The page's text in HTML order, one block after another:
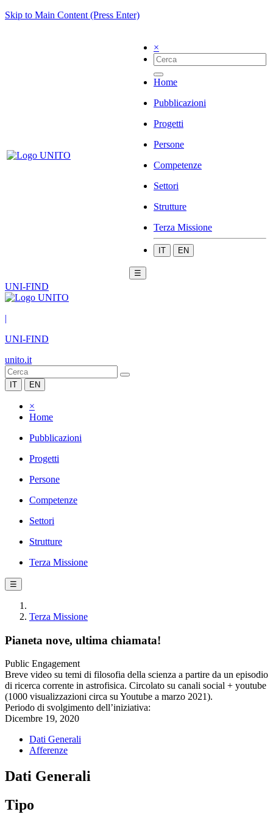
Skip to Main Content (Press Enter)
×
Home
Pubblicazioni
Progetti
Persone
Competenze
Settori
Strutture
Terza Missione
IT EN
☰
UNI-FIND
|
UNI-FIND
unito.it
IT EN
×
Home
Pubblicazioni
Progetti
Persone
Competenze
Settori
Strutture
Terza Missione
☰
Terza Missione
Pianeta nove, ultima chiamata!
Public Engagement
Breve video su temi di filosofia della scienza a partire da un episodio
di ricerca corrente in astrofisica. Circolato su canali social + youtube
(1000 visualizzazioni circa su Youtube a marzo 2021).
Periodo di svolgimento dell’iniziativa:
Dicembre 19, 2020
Dati Generali
Afferenze
Dati Generali
Tipo